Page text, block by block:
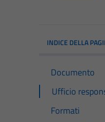
INDICE DELLA
Documento
Ufficio
Formati